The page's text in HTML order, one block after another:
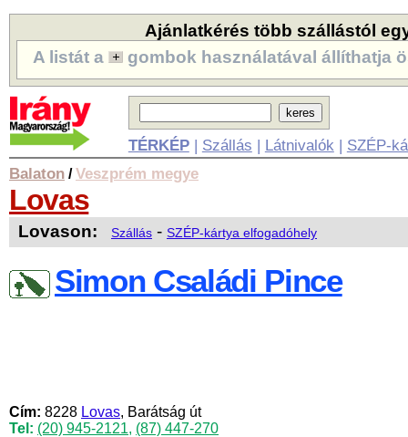
Ajánlatkérés több szállástól
A listát a
gombok használatával állíthatja
TÉRKÉP| Szállás | Látnivalók | SZÉP-
Balaton /Veszprém megye
Lovas
Lovason: Szállás - SZÉP-kártya elfogadóhely
Simon Családi Pince
Cím: 8228 Lovas, Barátság út
Tel: (20) 945-2121, (87) 447-270